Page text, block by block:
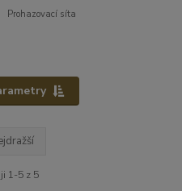
Prohazovací síta
1-5 z 5